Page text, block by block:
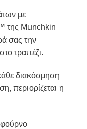
με
της Munchkin
σας την
τραπέζι.
διακόσμηση
περιορίζεται η
φούρνο